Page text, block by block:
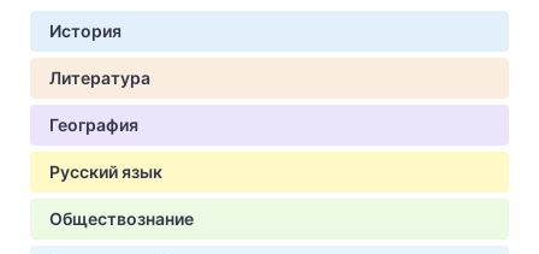
История
Литература
География
Русский язык
Обществознание